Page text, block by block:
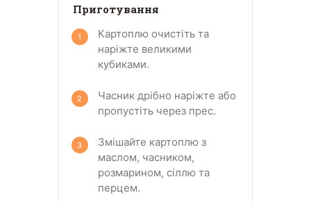
Приготування
Картоплю очистіть та
наріжте великими
кубиками.
Часник дрібно наріжте або
пропустіть через прес.
Змішайте картоплю з
маслом, часником,
розмарином, сіллю та
перцем.